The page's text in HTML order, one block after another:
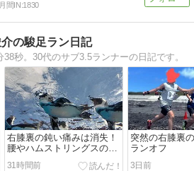
月間IN:1830
の駿足ラン日記
秒。30代のサブ3.5ランナーの日記です。
右膝裏の鈍い痛みは消失！
腰やハムストリングスのハ
リが原因か？
31時間前
突然の右膝裏
ランオフ
3日前